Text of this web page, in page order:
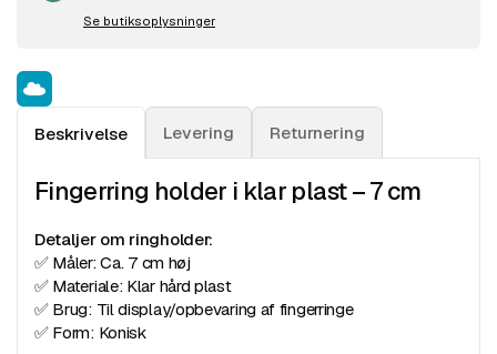
Se butiksoplysninger
Beskrivelse Levering Returnering
Fingerring holder i klar plast – 7 cm
Detaljer om ringholder:
✅ Måler: Ca. 7 cm høj
✅ Materiale: Klar hård plast
✅ Brug: Til display/opbevaring af fingerringe
✅ Form: Konisk